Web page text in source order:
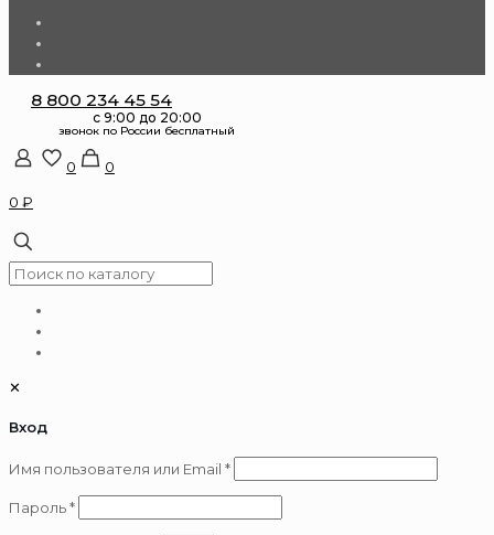
8 800 234 45 54
0
0
0 ₽
✕
Вход
Имя пользователя или Email *Обязательно
Пароль*Обязательно